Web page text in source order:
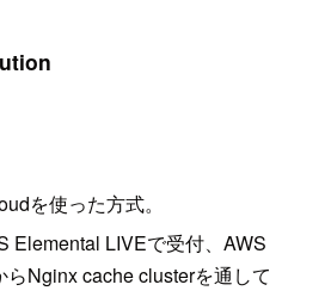
を使った方式。
Elemental LIVEで受付、AWS
らNginx cache clusterを通して